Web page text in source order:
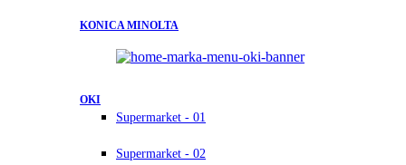
KONICA MINOLTA
OKI
Supermarket - 01
Supermarket - 02